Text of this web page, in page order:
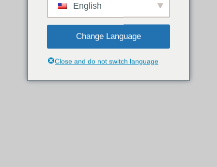
English
Change Language
Close and do not switch language